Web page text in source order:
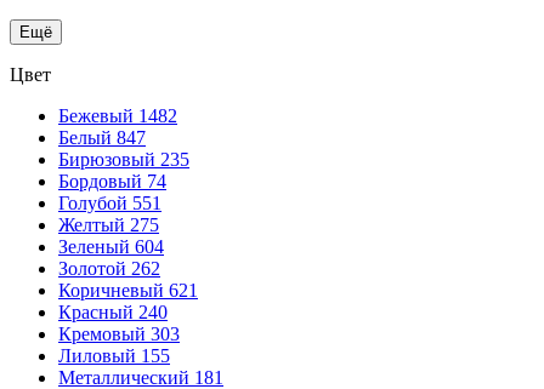
Ещё
Цвет
Бежевый 1482
Белый 847
Бирюзовый 235
Бордовый 74
Голубой 551
Желтый 275
Зеленый 604
Золотой 262
Коричневый 621
Красный 240
Кремовый 303
Лиловый 155
Металлический 181